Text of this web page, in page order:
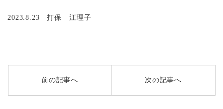
2023.8.23 打保 江理子
前の記事へ 次の記事へ